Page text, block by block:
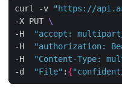
curl -v
"https://
-X PUT
-H
"accept:
-H
"authorization:
-H
"Content-Type:
-d
"File" : {